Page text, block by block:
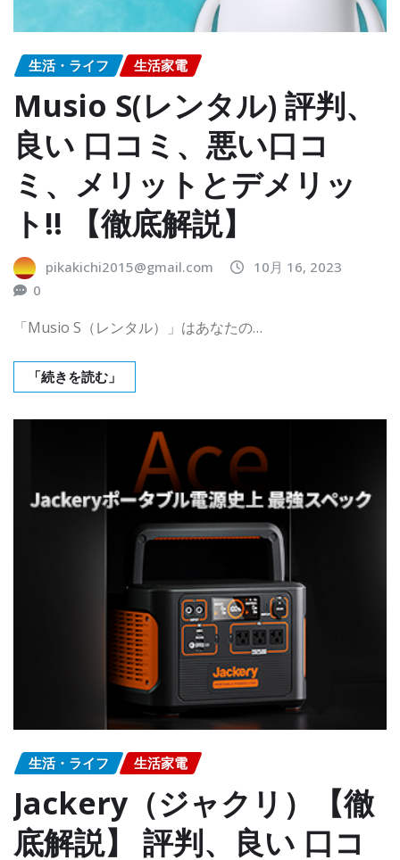
生活・ライフ 生活家電
Musio S(レンタル) 評判、
良い 口コミ、悪い口コ
ミ、メリットとデメリッ
ト!! 【徹底解説】
pikakichi2015@gmail.com
10月 16, 2023
0
「Musio S（レンタル）」はあなたの…
「続きを読む」
生活・ライフ 生活家電
Jackery（ジャクリ）【徹
底解説】 評判、良い 口コ